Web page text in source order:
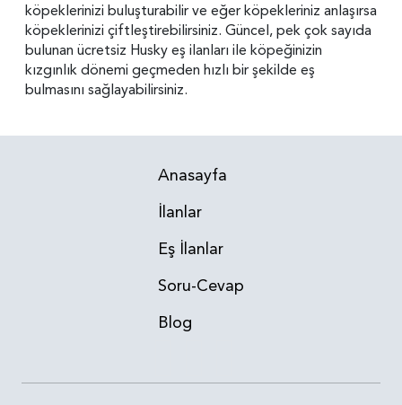
köpeklerinizi buluşturabilir ve eğer köpekleriniz anlaşırsa
köpeklerinizi çiftleştirebilirsiniz. Güncel, pek çok sayıda
bulunan ücretsiz Husky eş ilanları ile köpeğinizin
kızgınlık dönemi geçmeden hızlı bir şekilde eş
bulmasını sağlayabilirsiniz.
Anasayfa
İlanlar
Eş İlanlar
Soru-Cevap
Blog